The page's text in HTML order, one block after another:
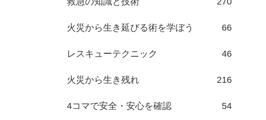
火災から生き延びる術を学ぼう 66
レスキューテクニック 46
火災から生き残れ 216
4コマで安全・安心を確認 54